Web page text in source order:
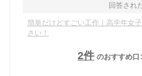
回答され
簡単だけどすごい工作｜高学年女
さい！
2件 のおすすめ口